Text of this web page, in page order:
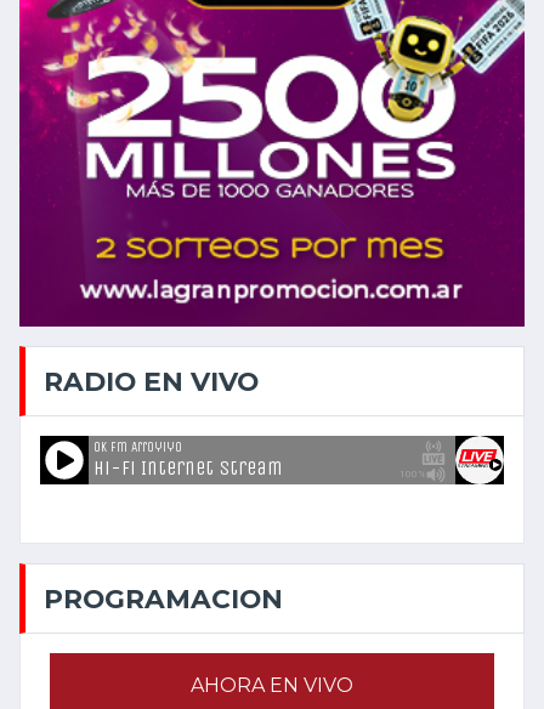
RADIO EN VIVO
PROGRAMACION
AHORA EN VIVO